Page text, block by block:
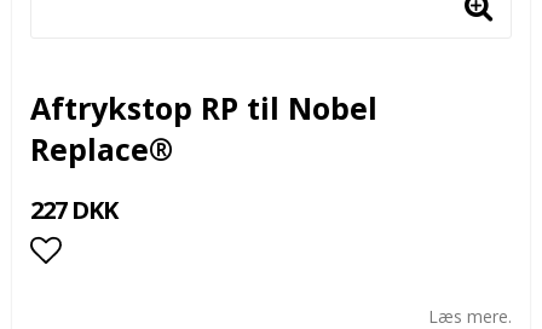
Aftrykstop RP til Nobel
Replace®
227 DKK
Læs mere.